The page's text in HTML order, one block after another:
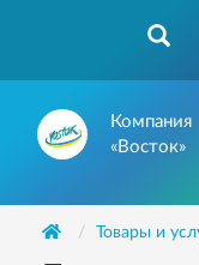
Компания
«Восток»
Товары и